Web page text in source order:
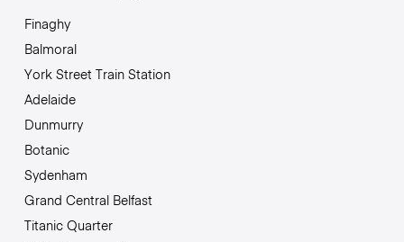
Finaghy
Balmoral
York Street Train Station
Adelaide
Dunmurry
Botanic
Sydenham
Grand Central Belfast
Titanic Quarter